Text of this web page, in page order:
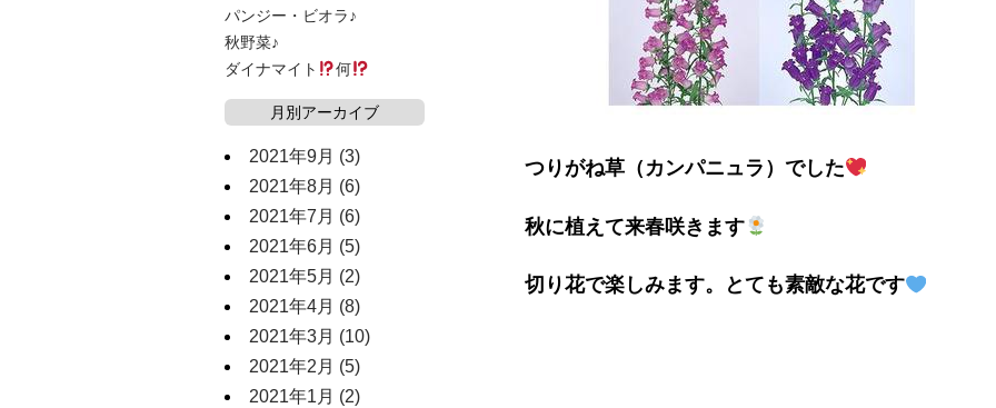
つりがね草（カンパニュラ）でした
秋に植えて来春咲きます
切り花で楽しみます。とても素敵な花です
パンジー・ビオラ♪
秋野菜♪
ダイナマイト
何
月別アーカイブ
2021年9月 (3)
2021年8月 (6)
2021年7月 (6)
2021年6月 (5)
2021年5月 (2)
2021年4月 (8)
2021年3月 (10)
2021年2月 (5)
2021年1月 (2)